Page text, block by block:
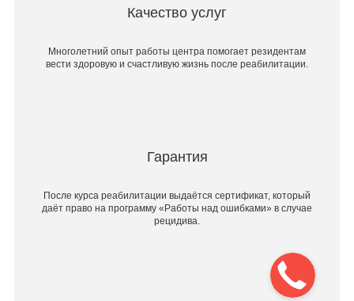
Качество услуг
Многолетний опыт работы центра помогает резидентам
вести здоровую и счастливую жизнь после реабилитации.
Гарантия
После курса реабилитации выдаётся сертификат, который
даёт право на программу «Работы над ошибками» в случае
рецидива.